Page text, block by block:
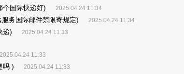
个国际快递好) 2025.04.24 11:34
务国际邮件禁限寄规定) 2025.04.24 11:34
递) 2025.04.24 11:33
2025.04.24 11:33
吗 ) 2025.04.24 11:33